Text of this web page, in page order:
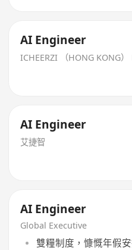
AI Engineer
ICHEERZI （HONG KONG
AI Engineer
艾捷智
AI Engineer
Global Executive
雙糧制度，慷慨年假